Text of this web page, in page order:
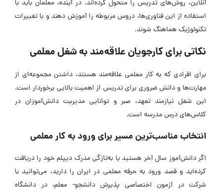
آنلاین، روش‌های تدریس را متحول کرده‌اند. در آینده، معلمان باید با
استفاده از این فناوری‌ها، دروس مربوطه را آموزش دهند و با تغییرات
تکنولوژیک هماهنگ شوند.
نکاتی برای کارجویان علاقه‌مند به شغل معلمی
برای افرادی که به کار معلمی علاقه‌مند هستند، داشتن مجموعه‌ای از
مهارت‌ها و دانش‌ ضروری برای تدریس از اهمیت بالایی برخوردار است.
این شغل نیازمند تعهد، صبر و توانایی مدیریت دانش‌آموزان در
کلاس‌های درس مدرسه است.
انتخاب مناسب‌ترین مسیر برای ورود به کار معلمی
اگر دانش‌آموز سال آخر هستید یا به‌تازگی مدرک دیپلم خود را دریافت
کرده‌اید و قصد ورود به حرفه معلمی در ایران را دارید، می‌توانید با
شرکت در آزمون اختصاصی پذیرش دانشجو- معلم، در دانشگاه